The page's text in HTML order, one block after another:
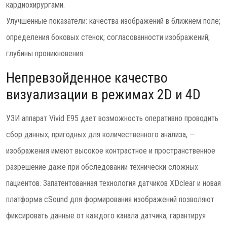
кардиохирургами.
Улучшенные показатели: качества изображений в ближнем поле;
определения боковых стенок; согласованности изображений;
глубины проникновения.
Непревзойденное качество
визуализации в режимах 2D и 4D
УЗИ аппарат Vivid E95 дает возможность оперативно проводить
сбор данных, пригодных для количественного анализа, —
изображения имеют высокое контрастное и пространственное
разрешение даже при обследовании технически сложных
пациентов. Запатентованная технология датчиков XDclear и новая
платформа cSound для формирования изображений позволяют
фиксировать данные от каждого канала датчика, гарантируя